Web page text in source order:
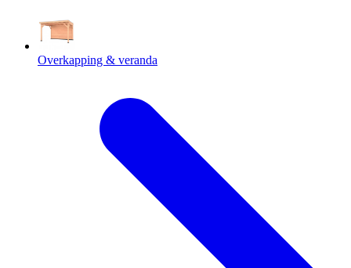
Overkapping & veranda